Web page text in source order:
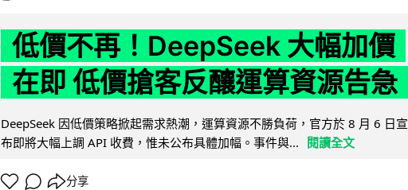
低價不再！DeepSeek 大幅加價
在即 低價搶客反釀運算資源告急
DeepSeek 因低價策略掀起需求熱潮，運算資源不勝負荷，官方於 8 月 6 日宣
布即將大幅上調 API 收費，惟未公布具體加幅。事件與...
閱讀全文
分享